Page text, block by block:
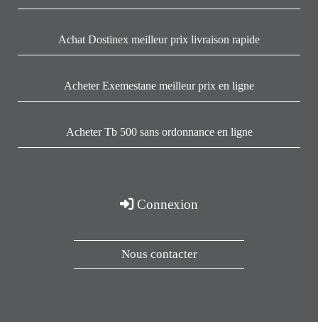
Achat Dostinex meilleur prix livraison rapide
Acheter Exemestane meilleur prix en ligne
Acheter Tb 500 sans ordonnance en ligne
Connexion
Nous contacter